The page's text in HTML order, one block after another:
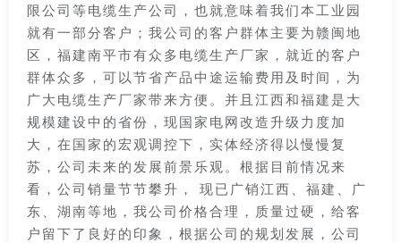
限公司等电缆生产公司，也就意味着我们本工业园
就有一部分客户；我公司的客户群体主要为赣闽地
区，福建南平市有众多电缆生产厂家，就近的客户
群体众多，可以节省产品中途运输费用及时间，为
广大电缆生产厂家带来方便。并且江西和福建是大
规模建设中的省份，现国家电网改造升级力度加
大，在国家的宏观调控下，实体经济得以慢慢复
苏，公司未来的发展前景乐观。根据目前情况来
看，公司销量节节攀升， 现已广销江西、福建、广
东、湖南等地，我公司价格合理，质量过硬，给客
户留下了良好的印象，根据公司的规划发展，公司